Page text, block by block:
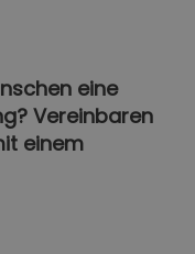
eine
Vereinbaren
einem